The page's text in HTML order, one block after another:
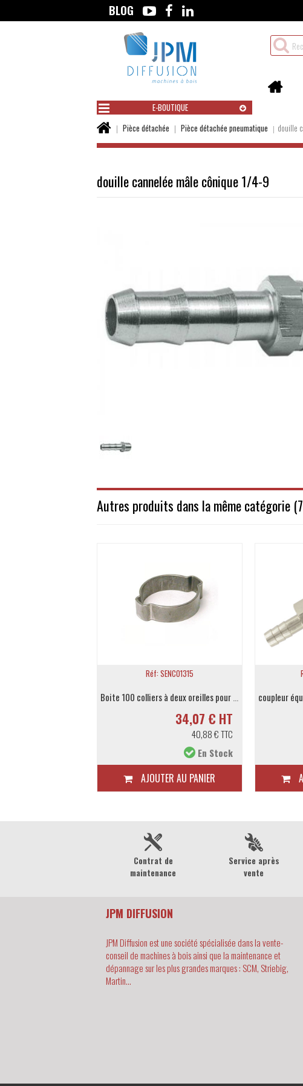
BLOG
un
E-BOUTIQUE
Vous
ici :
Pièce détachée Pièce détachée pneumatique douille
douille cannelée mâle cônique 1/4-9
Autres produits dans la même catégorie
Réf: SENCO1315
Boite 100 colliers à deux oreilles pour tuyau Ø ext. 13 à 15mm
34,07 € HT
40,88 € TTC
En Stock
AJOUTER AU PANIER
Contrat de
maintenance
Service après
vente
JPM DIFFUSION
JPM Diffusion est une société spécialisée dans la vente-
conseil de machines à bois ainsi que la maintenance et
dépannage sur les plus grandes marques : SCM, Striebig,
Martin...